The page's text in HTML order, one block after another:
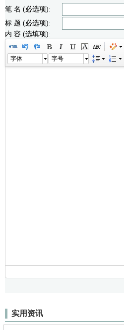
笔 名 (必选项):
标 题 (必选项):
内 容 (选填项):
字体 字号
实用资讯